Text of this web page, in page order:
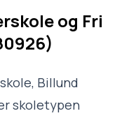
og Fri
Billund
skoletypen